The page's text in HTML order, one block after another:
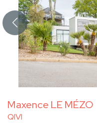
Maxence LE MÉZO
QIVI